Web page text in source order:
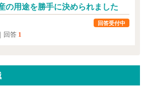
の用途を勝手に決められました
｜回答 1
回答受付中